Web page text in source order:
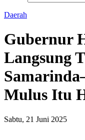
Daerah
Gubernur
Langsung
Mulus Itu
Sabtu, 21 Juni 2025